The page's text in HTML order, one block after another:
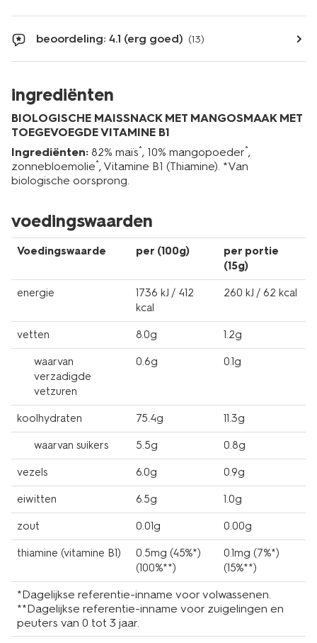
beoordeling: 4.1 (erg goed) (13)
ingrediënten
BIOLOGISCHE MAISSNACK MET MANGOSMAAK MET
TOEGEVOEGDE VITAMINE B1
Ingrediënten: 82% maïs*, 10% mangopoeder*,
zonnebloemolie*, Vitamine B1 (Thiamine). *Van
biologische oorsprong.
voedingswaarden
Voedingswaarde per (100g)
per portie
(15g)
energie
1736 kJ / 412
kcal
260 kJ / 62 kcal
vetten 8.0g 1.2g
waarvan
verzadigde
vetzuren
0.6g 0.1g
koolhydraten 75.4g 11.3g
waarvan suikers 5.5g 0.8g
vezels 6.0g 0.9g
eiwitten 6.5g 1.0g
zout 0.01g 0.00g
thiamine (vitamine B1)
0.5mg (45%*)
(100%**)
0.1mg (7%*)
(15%**)
*Dagelijkse referentie-inname voor volwassenen.
**Dagelijkse referentie-inname voor zuigelingen en
peuters van 0 tot 3 jaar.